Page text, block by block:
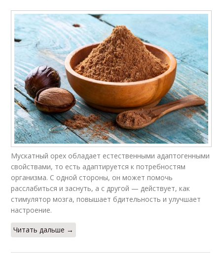
Мускатный орех обладает естественными адаптогенными
свойствами, то есть адаптируется к потребностям
организма. С одной стороны, он может помочь
расслабиться и заснуть, а с другой — действует, как
стимулятор мозга, повышает бдительность и улучшает
настроение.
Читать дальше →